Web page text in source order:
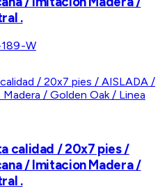
.
W
calidad / 20x7 pies /
/ Imitacion Madera /
.